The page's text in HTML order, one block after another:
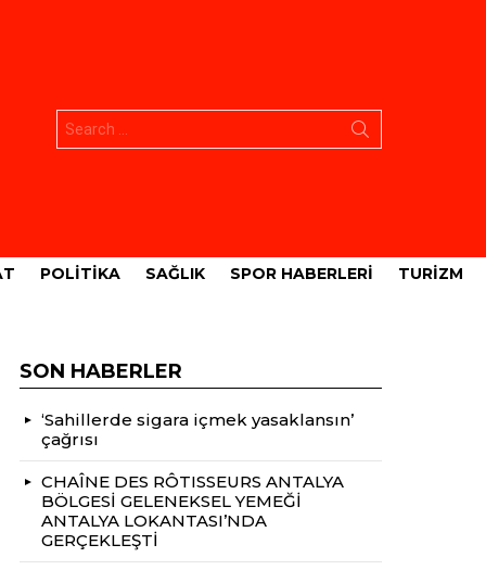
POLITIKA SAĞLIK SPOR HABERLERI TURIZM
SON HABERLER
‘Sahillerde sigara içmek yasaklansın’
çağrısı
CHAÎNE DES RÔTISSEURS ANTALYA
BÖLGESİ GELENEKSEL YEMEĞİ
ANTALYA LOKANTASI’NDA
GERÇEKLEŞTİ